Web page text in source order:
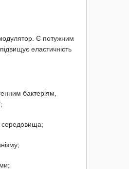
Є потужним
еластичність
бактеріям,
середовища;